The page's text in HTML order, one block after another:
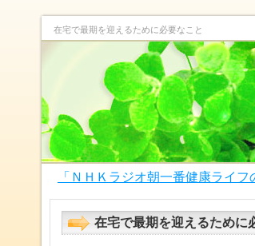
在宅で最期を迎えるために必要なこと
「ＮＨＫラジオ朝一番健康ライ
在宅で最期を迎えるために